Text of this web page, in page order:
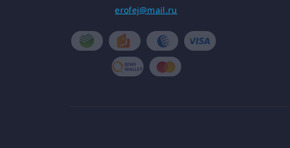
erofej@mail.ru